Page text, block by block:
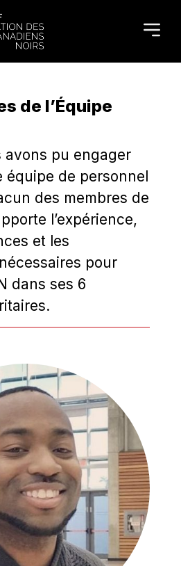
de l’Équipe
avons pu engager
équipe de personnel
des membres de
l’expérience,
et les
pour
dans ses 6